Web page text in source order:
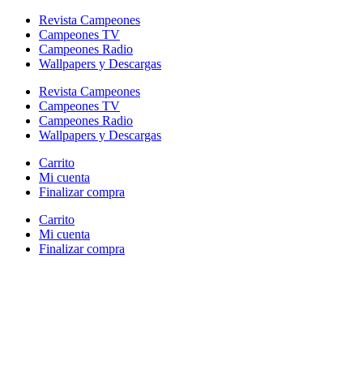
Revista Campeones
Campeones TV
Campeones Radio
Wallpapers y Descargas
Revista Campeones
Campeones TV
Campeones Radio
Wallpapers y Descargas
Carrito
Mi cuenta
Finalizar compra
Carrito
Mi cuenta
Finalizar compra